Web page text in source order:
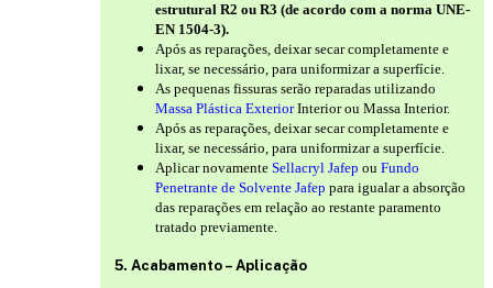
estrutural R2 ou R3 (de acordo com a norma UNE-
EN 1504-3).
Após as reparações, deixar secar completamente e
lixar, se necessário, para uniformizar a superfície.
As pequenas fissuras serão reparadas utilizando
Massa Plástica ExteriorInterior ou Massa Interior.
Após as reparações, deixar secar completamente e
lixar, se necessário, para uniformizar a superfície.
Aplicar novamente Sellacryl Jafep ou Fundo
Penetrante de Solvente Jafep para igualar a absorção
das reparações em relação ao restante paramento
tratado previamente.
5. Acabamento – Aplicação